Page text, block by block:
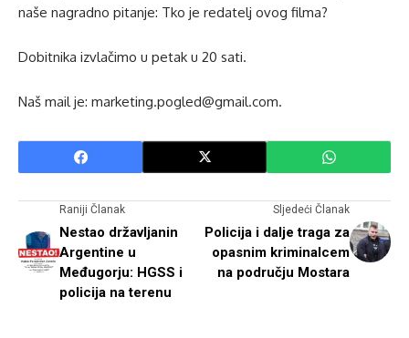
naše nagradno pitanje: Tko je redatelj ovog filma?
Dobitnika izvlačimo u petak u 20 sati.
Naš mail je: marketing.pogled@gmail.com.
Raniji Članak
Nestao državljanin
Argentine u
Međugorju: HGSS i
policija na terenu
Sljedeći Članak
Policija i dalje traga za
opasnim kriminalcem
na području Mostara